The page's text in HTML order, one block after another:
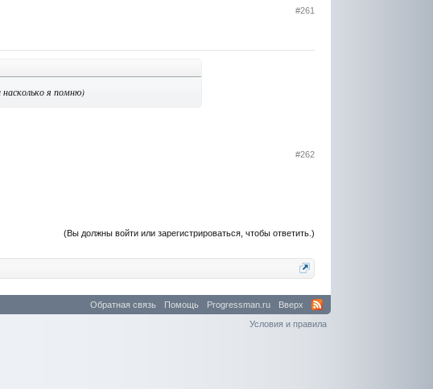
#261
я помню)
#262
(Вы должны войти или зарегистрироваться, чтобы ответить.)
Обратная связь Помощь Progressman.ru
Вверх
Условия и правила